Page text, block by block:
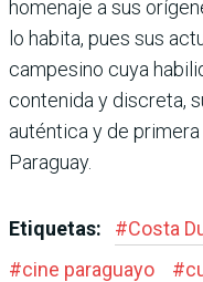
homenaje a sus
lo habita, pues sus
campesino cuya
contenida y discreta,
auténtica y de
Paraguay.
Etiquetas: #Costa
#cine paraguayo #